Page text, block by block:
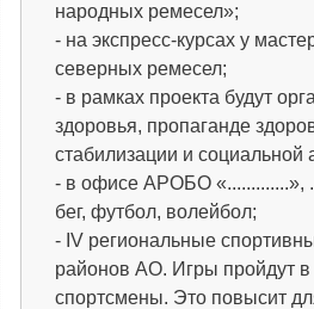
народных ремесел»;
- на экспресс-курсах у
северных ремесел;
- в рамках проекта будут
здоровья, пропаганде
стабилизации и социальной
- в офисе АРОБО «.............»,
бег, футбол, волейбол;
- IV региональные
районов АО. Игры пройдут
спортсмены. Это повысит